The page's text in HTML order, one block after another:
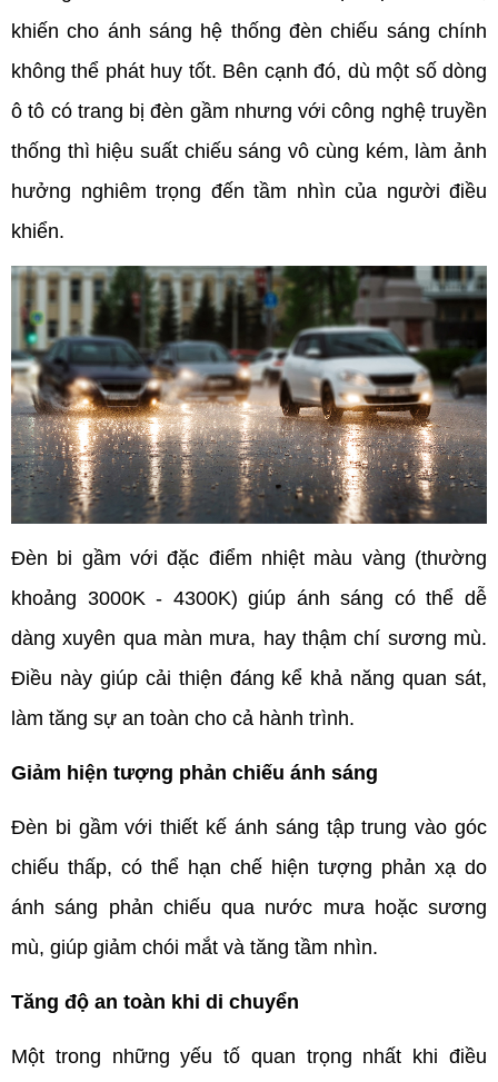
khiến cho ánh sáng hệ thống đèn chiếu sáng chính
không thể phát huy tốt. Bên cạnh đó, dù một số dòng
ô tô có trang bị đèn gầm nhưng với công nghệ truyền
thống thì hiệu suất chiếu sáng vô cùng kém, làm ảnh
hưởng nghiêm trọng đến tầm nhìn của người điều
khiển.
Đèn bi gầm với đặc điểm nhiệt màu vàng (thường
khoảng 3000K - 4300K) giúp ánh sáng có thể dễ
dàng xuyên qua màn mưa, hay thậm chí sương mù.
Điều này giúp cải thiện đáng kể khả năng quan sát,
làm tăng sự an toàn cho cả hành trình.
Giảm hiện tượng phản chiếu ánh sáng
Đèn bi gầm với thiết kế ánh sáng tập trung vào góc
chiếu thấp, có thể hạn chế hiện tượng phản xạ do
ánh sáng phản chiếu qua nước mưa hoặc sương
mù, giúp giảm chói mắt và tăng tầm nhìn.
Tăng độ an toàn khi di chuyển
Một trong những yếu tố quan trọng nhất khi điều